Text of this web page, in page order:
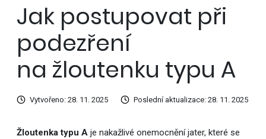
Jak postupovat při
podezření
na žloutenku typu A
Vytvořeno: 28. 11. 2025 Poslední aktualizace: 28. 11. 2025
Žloutenka typu Aje nakažlivé onemocnění jater, které se